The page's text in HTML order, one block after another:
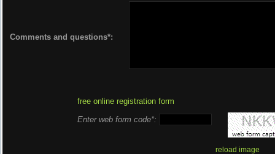
Posted
News
Comments and questions*:
free online registration form
Enter web form code*:
reload image